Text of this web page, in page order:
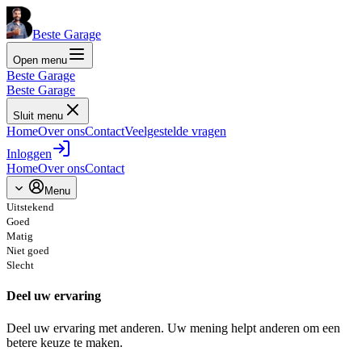
Beste Garage
Open menu
Beste Garage
Beste Garage
Sluit menu
HomeOver onsContactVeelgestelde vragen
Inloggen
HomeOver onsContact
Menu
Uitstekend
Goed
Matig
Niet goed
Slecht
Deel uw ervaring
Deel uw ervaring met anderen. Uw mening helpt anderen om een
betere keuze te maken.